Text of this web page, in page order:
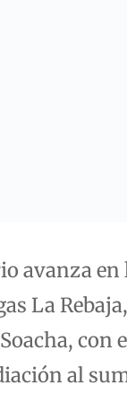
avanza en
La
con
al